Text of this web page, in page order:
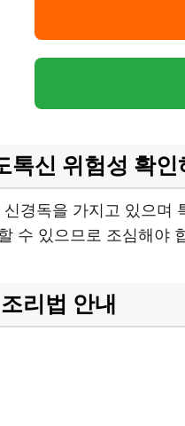
톡신 위험성 확인
경독을 가지고 있으
수 있으므로 조심해야
리법 안내